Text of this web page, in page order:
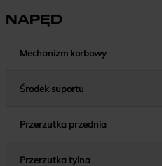
NAPĘD
Mechanizm korbowy
Środek suportu
Przerzutka przednia
Przerzutka tylna